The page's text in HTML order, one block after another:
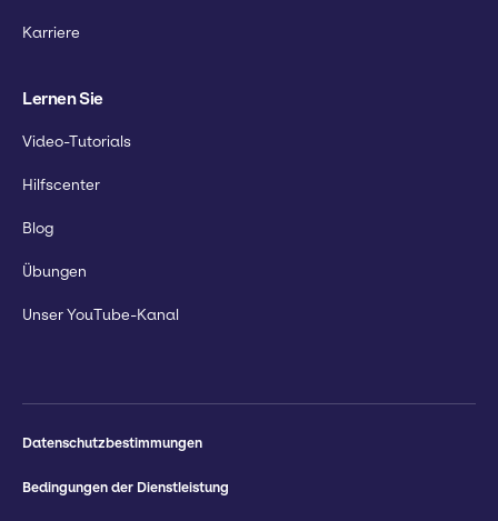
Karriere
Lernen Sie
Video-Tutorials
Hilfscenter
Blog
Übungen
Unser YouTube-Kanal
Datenschutzbestimmungen
Bedingungen der Dienstleistung